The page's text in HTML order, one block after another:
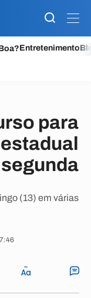
Entretenimento
para
(13) em várias